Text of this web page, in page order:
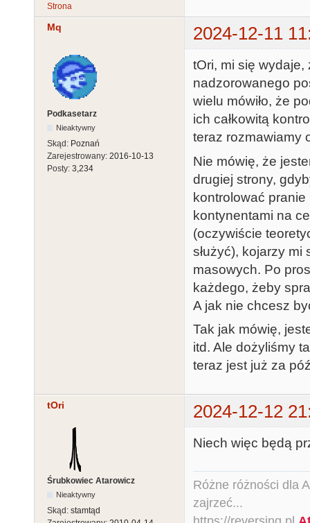
Strona
Mq 2024-12-11
Podkasetarz
Nieaktywny
Skąd: Poznań
Zarejestrowany: 2016-10-13
Posty: 3,234
tOri, mi się wydaje,
nadzorowanego
wielu mówiło, że
ich całkowitą
teraz rozmawiamy
Nie mówię, że
drugiej strony,
kontrolować
kontynentami na
(oczywiście
służyć), kojarzy
masowych. Po
każdego, żeby
A jak nie chcesz
Tak jak mówię,
itd. Ale dożyliśmy
teraz jest już za
tOri 2024-12-12
Śrubkowiec Atarowicz
Nieaktywny
Skąd: stamtąd
Niech więc będą
Różne różności dla
zajrzeć...